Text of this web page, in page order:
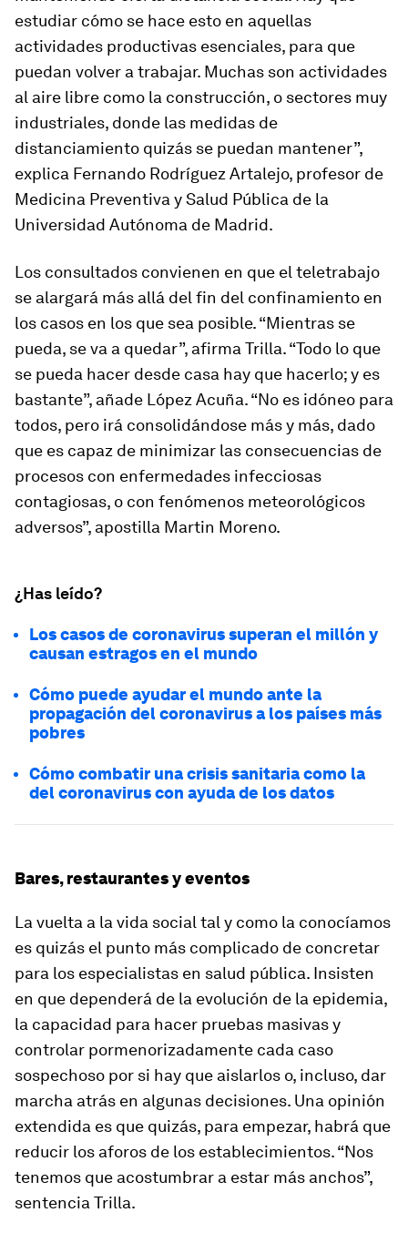
estudiar cómo se hace esto en aquellas
actividades productivas esenciales, para que
puedan volver a trabajar. Muchas son actividades
al aire libre como la construcción, o sectores muy
industriales, donde las medidas de
distanciamiento quizás se puedan mantener”,
explica Fernando Rodríguez Artalejo, profesor de
Medicina Preventiva y Salud Pública de la
Universidad Autónoma de Madrid.
Los consultados convienen en que el teletrabajo
se alargará más allá del fin del confinamiento en
los casos en los que sea posible. “Mientras se
pueda, se va a quedar”, afirma Trilla. “Todo lo que
se pueda hacer desde casa hay que hacerlo; y es
bastante”, añade López Acuña. “No es idóneo para
todos, pero irá consolidándose más y más, dado
que es capaz de minimizar las consecuencias de
procesos con enfermedades infecciosas
contagiosas, o con fenómenos meteorológicos
adversos”, apostilla Martin Moreno.
¿Has leído?
Los casos de coronavirus superan el millón y
causan estragos en el mundo
Cómo puede ayudar el mundo ante la
propagación del coronavirus a los países más
pobres
Cómo combatir una crisis sanitaria como la
del coronavirus con ayuda de los datos
Bares, restaurantes y eventos
La vuelta a la vida social tal y como la conocíamos
es quizás el punto más complicado de concretar
para los especialistas en salud pública. Insisten
en que dependerá de la evolución de la epidemia,
la capacidad para hacer pruebas masivas y
controlar pormenorizadamente cada caso
sospechoso por si hay que aislarlos o, incluso, dar
marcha atrás en algunas decisiones. Una opinión
extendida es que quizás, para empezar, habrá que
reducir los aforos de los establecimientos. “Nos
tenemos que acostumbrar a estar más anchos”,
sentencia Trilla.